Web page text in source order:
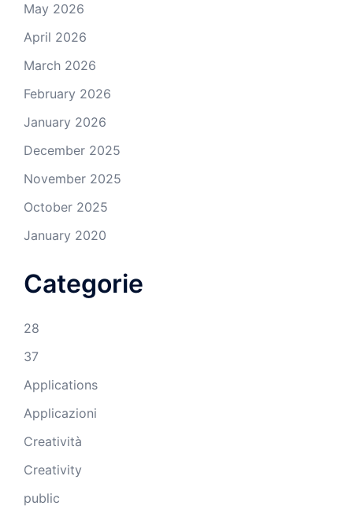
May 2026
April 2026
March 2026
February 2026
January 2026
December 2025
November 2025
October 2025
January 2020
Categorie
28
37
Applications
Applicazioni
Creatività
Creativity
public